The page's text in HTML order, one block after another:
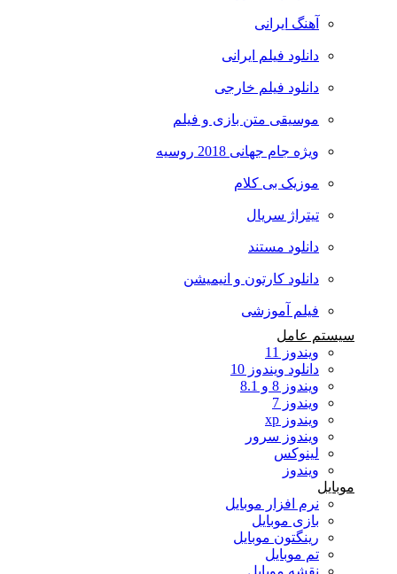
آهنگ ایرانی
دانلود فیلم ایرانی
دانلود فیلم خارجی
موسیقی متن بازی و فیلم
ویژه جام جهانی 2018 روسیه
موزیک بی کلام
تیتراژ سریال
دانلود مستند
دانلود کارتون و انیمیشن
فیلم آموزشی
سیستم عامل
ویندوز 11
دانلود ویندوز 10
ویندوز 8 و 8.1
ویندوز 7
ویندوز xp
ویندوز سرور
لینوکس
ویندوز
موبایل
نرم افزار موبایل
بازی موبایل
رینگتون موبایل
تم موبایل
نقشه موبایل